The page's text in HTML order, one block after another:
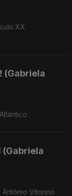
XX
(Gabriela
(Gabriela
António Vitorino